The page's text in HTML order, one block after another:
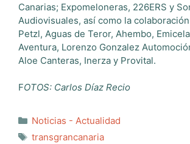
Canarias; Expomeloneras, 226ERS y
Audiovisuales, así como la colaboración
Petzl, Aguas de Teror, Ahembo,
Aventura, Lorenzo Gonzalez
Aloe Canteras, Inerza y Provital.
FOTOS: Carlos Díaz Recio
Categorías
Noticias - Actualidad
Etiquetas
transgrancanaria